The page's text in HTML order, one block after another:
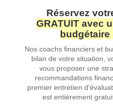
Réservez
GRATUIT avec
Nos coachs financiers et
bilan de votre situation,
vous proposer une
recommandations
premier entretien
est entièrement